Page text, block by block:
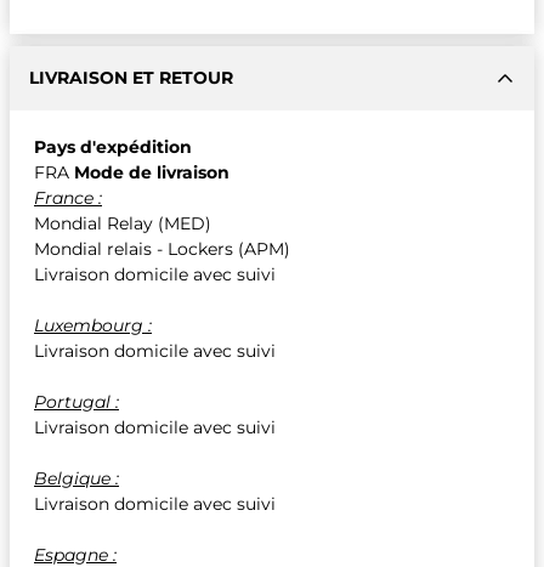
LIVRAISON ET RETOUR
Pays d'expédition
FRA Mode de livraison
France :
Mondial Relay (MED)
Mondial relais - Lockers (APM)
Livraison domicile avec suivi
Luxembourg :
Livraison domicile avec suivi
Portugal :
Livraison domicile avec suivi
Belgique :
Livraison domicile avec suivi
Espagne :